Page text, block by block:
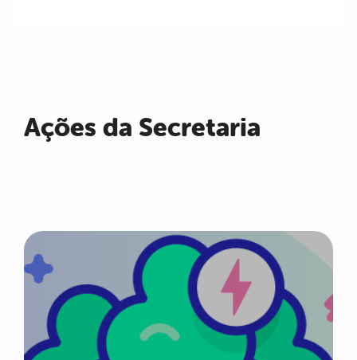
Ações da Secretaria